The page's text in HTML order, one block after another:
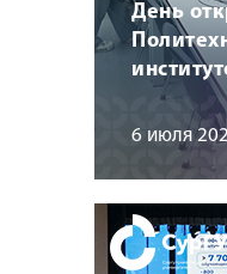
День
6 июля